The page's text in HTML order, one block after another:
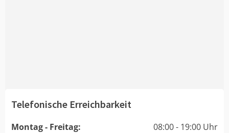
Telefonische Erreichbarkeit
Montag - Freitag:
08:00 - 19:00 Uhr